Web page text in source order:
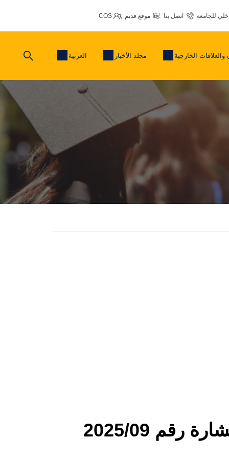
للجامعة اتصل بنا موقع قديم COS
والعلاقات الخارجية مجلد الأخبار العربية
2025/09